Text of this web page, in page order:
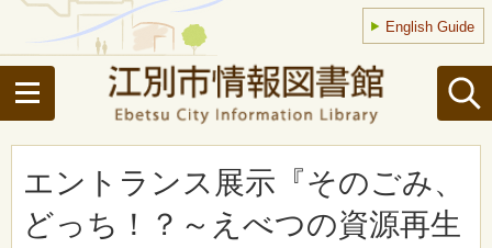
English Guide
エントランス展示『そのごみ、
どっち！？～えべつの資源再生